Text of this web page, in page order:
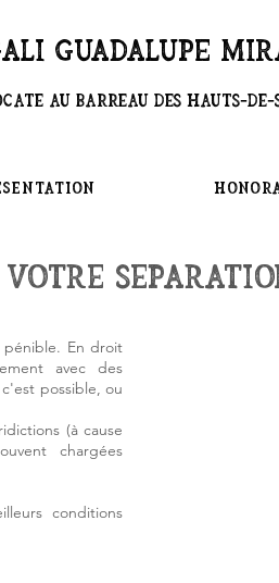
GUADALUPE
au Barreau des Hauts-de-
votre
pénible. En droit
avec des
possible, ou
(à cause
chargées
conditions